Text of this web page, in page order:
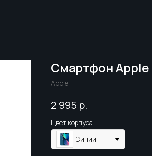
Смартфон Apple
Apple
2 995 р.
Цвет корпуса
Синий